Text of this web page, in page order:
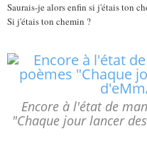
Saurais-je alors enfin si j'étais ton
Si j'étais ton chemin ?
Encore à l'état de
"Chaque jour lancer